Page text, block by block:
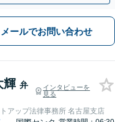
メールでお問い合わせ
輝 弁
インタビューを
見る
アップ法律事務所 名古屋支店